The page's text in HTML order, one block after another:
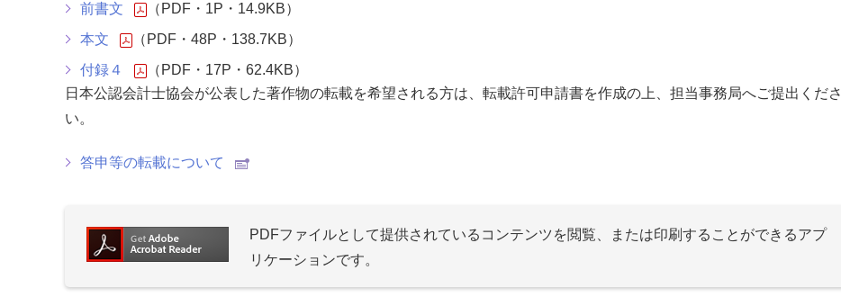
前書文
（PDF・1P・14.9KB）
本文
（PDF・48P・138.7KB）
付録４
（PDF・17P・62.4KB）
日本公認会計士協会が公表した著作物の転載を希望される方は、転載許可申請書を作成の上、担当事務局へご提出くださ
い。
答申等の転載について
PDFファイルとして提供されているコンテンツを閲覧、または印刷することができるアプ
リケーションです。